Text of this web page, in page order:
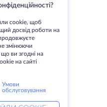
cookie, щоб
досвід роботи на
змінюючи
ви згодні на
на сайті
Умови
обслуговування